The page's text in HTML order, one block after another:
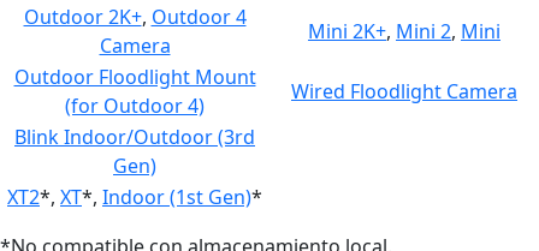
Outdoor 2K+, Outdoor 4
Camera
Mini 2K+, Mini 2, Mini
Outdoor Floodlight Mount
(for Outdoor 4)
Wired Floodlight Camera
Blink Indoor/Outdoor (3rd
Gen)
XT2*, XT*, Indoor (1st Gen)*